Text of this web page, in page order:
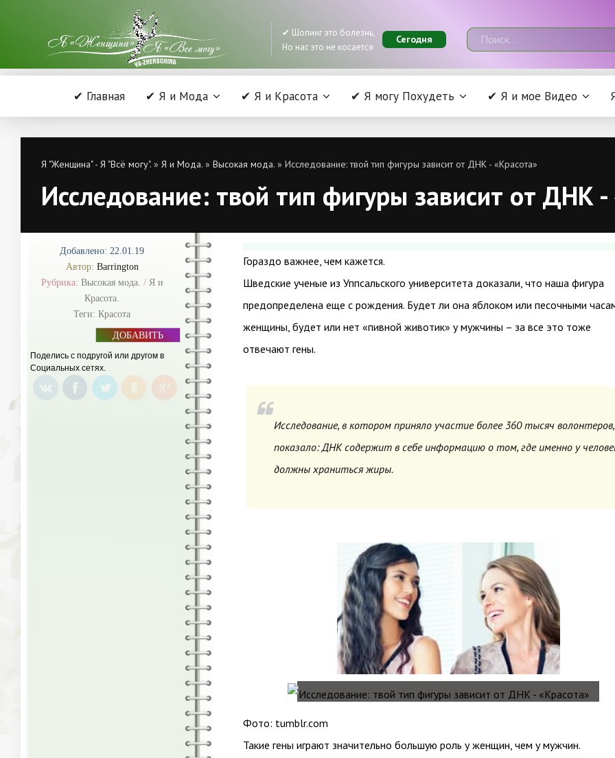
✔ Шопинг это болезнь,
Но нас это не косается
Сегодня
✔ Главная ✔ Я и Мода ✔ Я и Красота ✔ Я могу Похудеть ✔ Я и мое Видео
Я "Женщина" - Я "Всё могу". » Я и Мода. » Высокая мода. » Исследование: твой тип фигуры зависит от ДНК - «Красота»
Исследование: твой тип фигуры зависит от ДНК -
Добавлено: 22.01.19
Автор: Barrington
Рубрика: Высокая мода. / Я и
Красота.
Теги: Красота
ДОБАВИТЬ
Поделись с подругой или другом в
Социальных сетях.
Гораздо важнее, чем кажется.
Шведские ученые из Уппсальского университета доказали, что наша фигура
предопределена еще с рождения. Будет ли она яблоком или песочными
женщины, будет или нет «пивной животик» у мужчины – за все это тоже
отвечают гены.
Исследование, в котором приняло участие более 360 тысяч волонтеров,
показало: ДНК содержит в себе информацию о том, где именно у
должны храниться жиры.
Фото: tumblr.com
Такие гены играют значительно большую роль у женщин, чем у мужчин.